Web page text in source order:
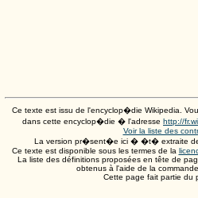
Ce texte est issu de l'encyclop�die Wikipedia.
dans cette encyclop�die � l'adresse http://
Voir la liste des
La version pr�sent�e ici � �t� extraite
Ce texte est disponible sous les termes de la
La liste des définitions proposées en tête de
obtenus à l'aide de la
Cette page fait partie du